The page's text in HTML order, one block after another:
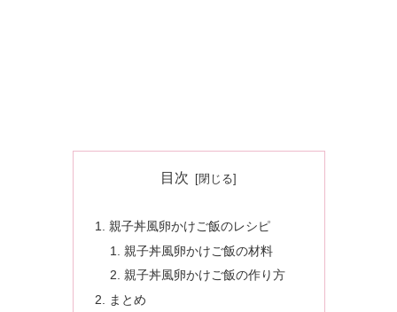
目次
親子丼風卵かけご飯のレシピ
親子丼風卵かけご飯の材料
親子丼風卵かけご飯の作り方
まとめ